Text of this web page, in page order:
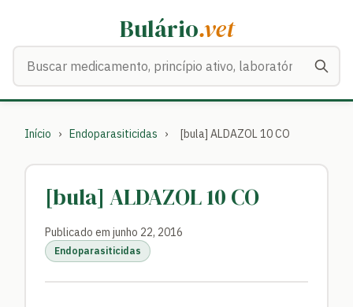
Bulário.vet
Início › Endoparasiticidas › [bula] ALDAZOL 10 CO
[bula] ALDAZOL 10 CO
Publicado em junho 22, 2016
Endoparasiticidas